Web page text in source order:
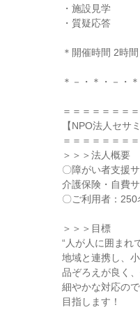
・施設見学
・質疑応答
＊開催時間 2時間
＊－・＊・－・
＝＝＝＝＝＝＝
【NPO法人セサ
＝＝＝＝＝＝＝
＞＞＞法人概要
〇障がい者支援
介護保険・自費
〇ご利用者：250
＞＞＞目標
“人が人に囲まれ
地域と連携し、
品ぞろえが良く、
細やかな対応の
目指します！